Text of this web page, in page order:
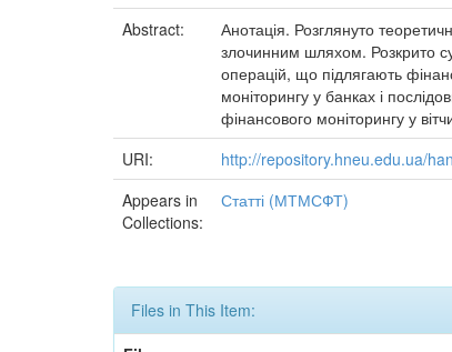
Abstract:
Анотація. Розглянуто
злочинним шляхом. Розкрито
операцій, що підлягають
моніторингу у банках і
фінансового моніторингу у
URI:
http://repository.hneu.edu.ua/
Appears in
Collections:
Статті (МТМСФТ)
Files in This Item: